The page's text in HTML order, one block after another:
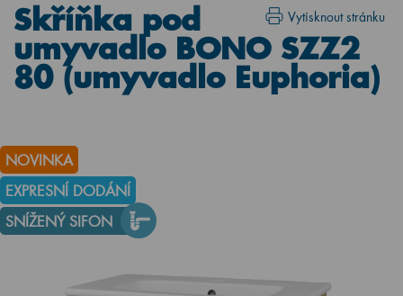
Vytisknout stránku
Skříňka pod
umyvadlo BONO SZZ2
80 (umyvadlo Euphoria)
NOVINKA
EXPRESNÍ DODÁNÍ
SNÍŽENÝ SIFON